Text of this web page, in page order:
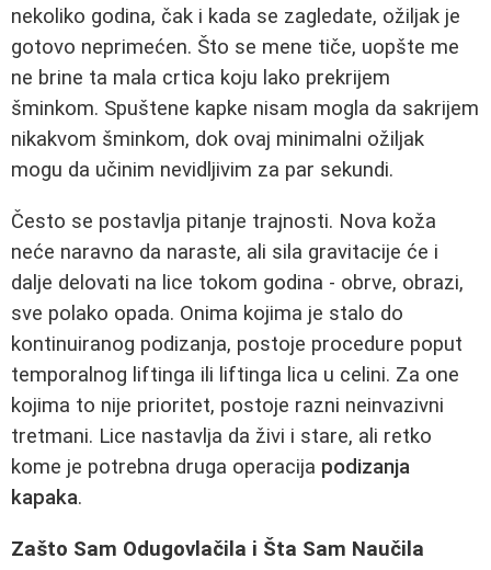
nekoliko godina, čak i kada se zagledate, ožiljak je
gotovo neprimećen. Što se mene tiče, uopšte me
ne brine ta mala crtica koju lako prekrijem
šminkom. Spuštene kapke nisam mogla da sakrijem
nikakvom šminkom, dok ovaj minimalni ožiljak
mogu da učinim nevidljivim za par sekundi.
Često se postavlja pitanje trajnosti. Nova koža
neće naravno da naraste, ali sila gravitacije će i
dalje delovati na lice tokom godina - obrve, obrazi,
sve polako opada. Onima kojima je stalo do
kontinuiranog podizanja, postoje procedure poput
temporalnog liftinga ili liftinga lica u celini. Za one
kojima to nije prioritet, postoje razni neinvazivni
tretmani. Lice nastavlja da živi i stare, ali retko
kome je potrebna druga operacija podizanja
kapaka.
Zašto Sam Odugovlačila i Šta Sam Naučila